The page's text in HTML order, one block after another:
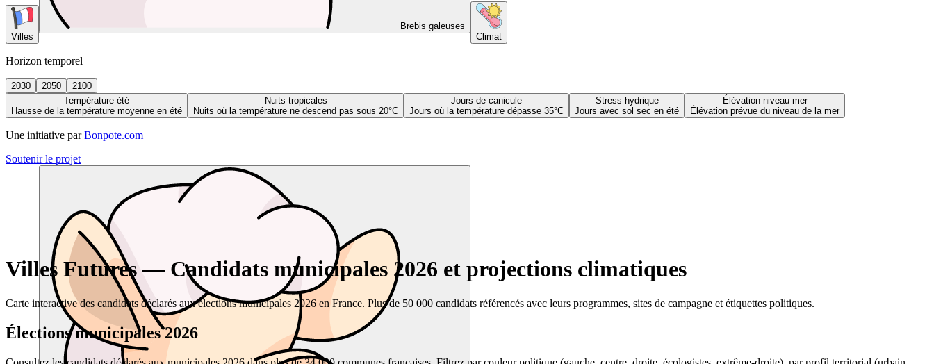
Villes
Brebis galeuses
Climat
Horizon temporel
2030 2050
2100
Température été
Hausse de la température moyenne en été
Nuits tropicales
Nuits où la température ne descend pas sous 20°C
Jours de canicule
Jours où la température dépasse 35°C
Stress hydrique
Jours avec sol sec en été
Élévation niveau mer
Élévation prévue du niveau de la mer
Une initiative par Bonpote.com
Soutenir le projet
Villes Futures — Candidats municipales 2026 et projections climatiques
Carte interactive des candidats déclarés aux élections municipales 2026 en France. Plus de 50 000 candidats référencés avec leurs programmes, sites de campagne et étiquettes politiques.
Élections municipales 2026